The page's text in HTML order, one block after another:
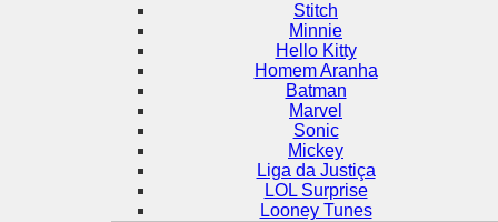
Stitch
Minnie
Hello Kitty
Homem Aranha
Batman
Marvel
Sonic
Mickey
Liga da Justiça
LOL Surprise
Looney Tunes